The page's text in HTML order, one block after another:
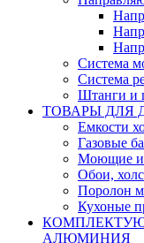
Система
Система
Штанги и
ТОВАРЫ ДЛЯ
Емкости
Газовые
Моющие и
Обои,
Поролон
Кухоные
АЛЮМИНИЯ